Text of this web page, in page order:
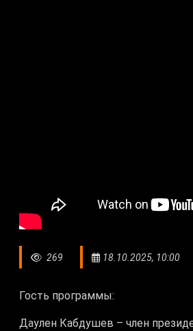
269 18.10.2025, 10:00
Гость программы:
Даулен Кабдушев – член